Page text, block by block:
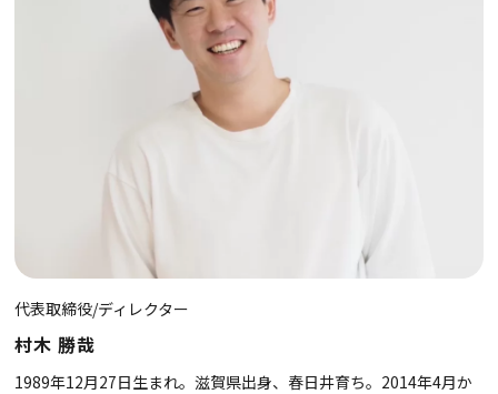
代表取締役/ディレクター
村木 勝哉
1989年12月27日生まれ。滋賀県出身、春日井育ち。2014年4月か